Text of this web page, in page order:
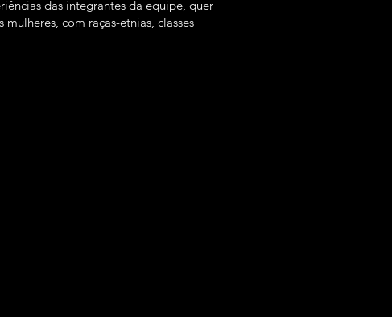
das integrantes da equipe, quer
com raças-etnias, classes